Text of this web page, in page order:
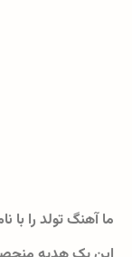
ما آهنگ تولد را با